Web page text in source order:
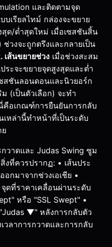
และติดตามจุด
เรียลไทม์ กล่องจะขยาย
สุด/ต่ำสุดใหม่ เมื่อเซสชันสิ้น
วงจะถูกตรึงและกลายเป็น
เส้นขยายช่วง เมื่อช่วงสะสม
ะจะขยายจุดสูงสุดและต่ำ
สชันลอนดอนและนิวยอร์ก
ม (เป็นตัวเลือก) จะทำ
อเกณฑ์การยืนยันการกลับ
เหล่านี้ทำหน้าที่เป็นระดับ
วาดและ Judas Swing ซูม
งที่ควรปรากฏ: • เส้นประ
กมาจากช่วงเอเชีย •
ดที่ราคาเคลื่อนผ่านระดับ
หรือ "SSL Swept" •
▼" หลังการกลับตัว
วลาการกวาดและการกลับ